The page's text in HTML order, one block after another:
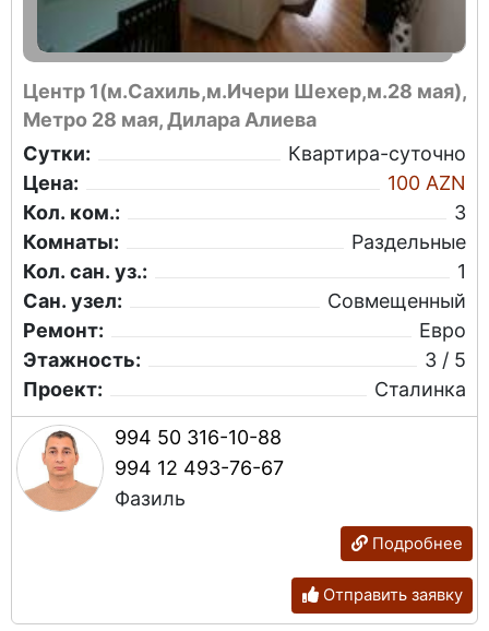
Центр 1(м.Сахиль,м.Ичери Шехер,м.28 мая),
Метро 28 мая, Дилара Алиева
Сутки:
Квартира-суточно
Цена:
100 AZN
Кол. ком.:
3
Комнаты:
Раздельные
Кол. сан. уз.:
1
Сан. узел:
Совмещенный
Ремонт:
Евро
Этажность:
3 / 5
Проект:
Сталинка
994 50 316-10-88
994 12 493-76-67
Фазиль
Подробнее
Отправить заявку